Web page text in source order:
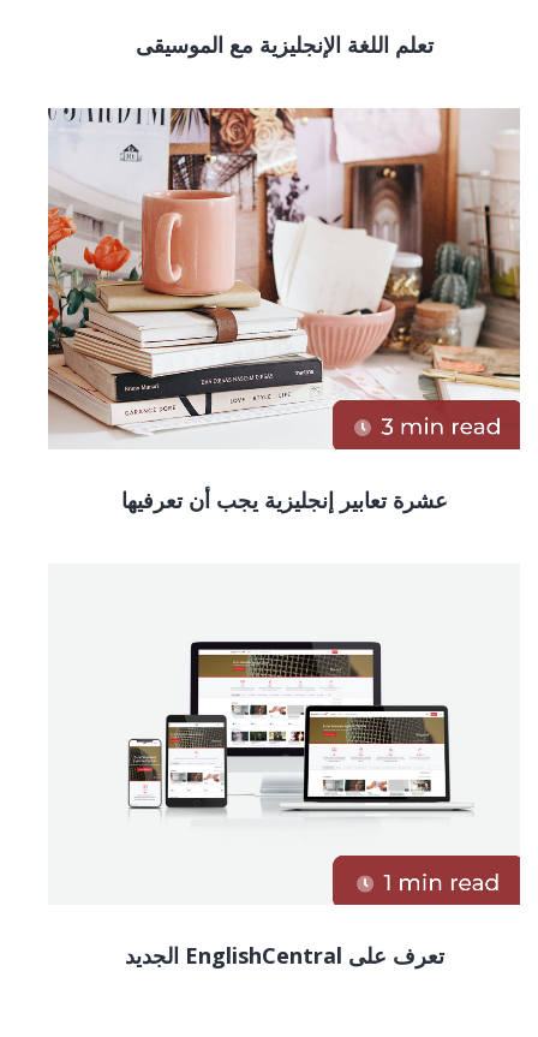
تعلم اللغة الإنجليزية مع الموسيقى
عشرة تعابير إنجليزية يجب أن تعرفيها
تعرف على EnglishCentral الجديد